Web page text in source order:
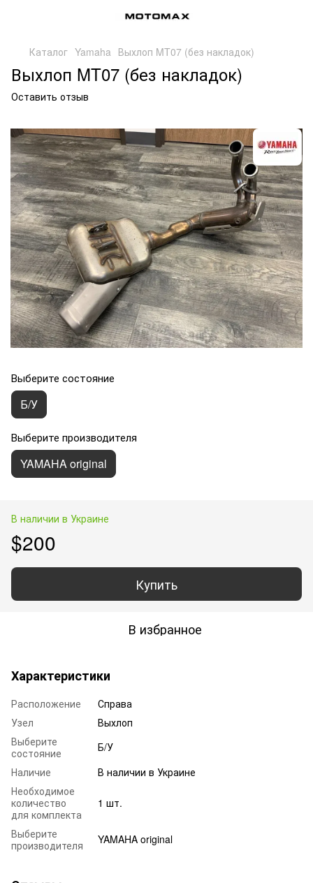
Каталог Yamaha Выхлоп MT07 (без накладок)
Выхлоп MT07 (без накладок)
Оставить отзыв
Выберите состояние
Б/У
Выберите производителя
YAMAHA original
В наличии в Украине
$200
Купить
В избранное
Характеристики
Расположение
Справа
Узел
Выхлоп
Выберите
состояние
Б/У
Наличие
В наличии в Украине
Необходимое
количество
для комплекта
1 шт.
Выберите
производителя
YAMAHA original